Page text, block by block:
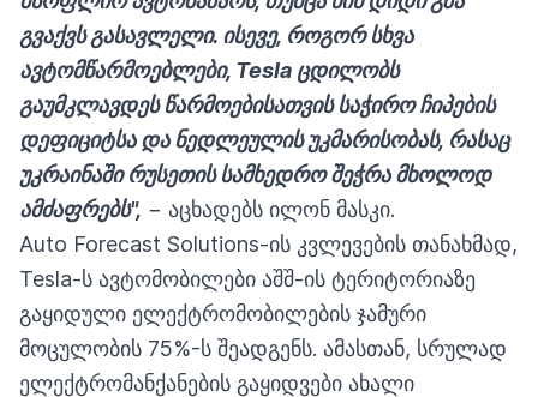
გვაქვს გასავლელი. ისევე, როგორ სხვა
ავტომწარმოებლები, Tesla ცდილობს
გაუმკლავდეს წარმოებისათვის საჭირო ჩიპების
დეფიციტსა და ნედლეულის უკმარისობას, რასაც
უკრაინაში რუსეთის სამხედრო შეჭრა მხოლოდ
ამძაფრებს", − აცხადებს ილონ მასკი.
Auto Forecast Solutions-ის კვლევების თანახმად,
Tesla-ს ავტომობილები აშშ-ის ტერიტორიაზე
გაყიდული ელექტრომობილების ჯამური
მოცულობის 75%-ს შეადგენს. ამასთან, სრულად
ელექტრომანქანების გაყიდვები ახალი